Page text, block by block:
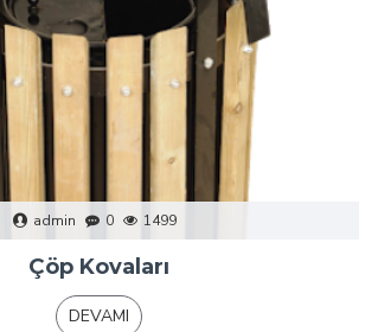
admin 0 1499
Çöp Kovaları
DEVAMI